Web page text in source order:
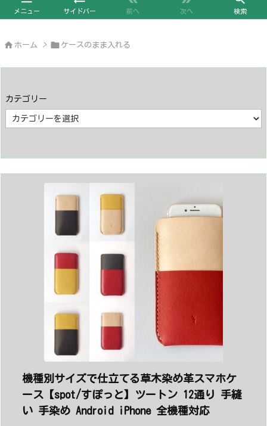
メニュー サイドバー 前へ 次へ 検索
 ホーム >  ケースのまま入れる
カテゴリー
テ
ゴ
機種別サイズで仕立てる草木染め革スマホケ
ース【spot/すぽっと】ツートン 12通り 手縫
い 手染め Android iPhone 全機種対応